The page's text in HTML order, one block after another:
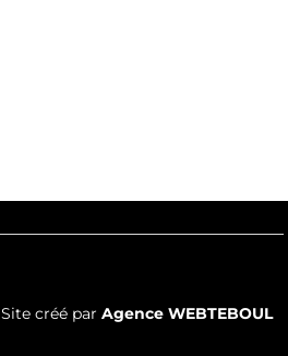
Site créé par Agence WEBTEBOUL